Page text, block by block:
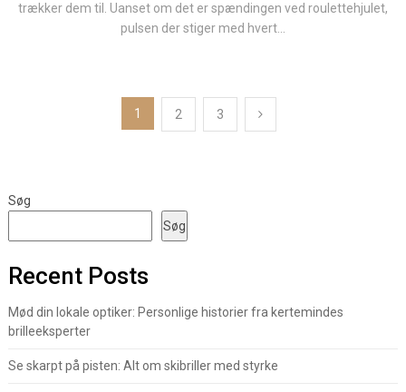
trækker dem til. Uanset om det er spændingen ved roulettehjulet,
pulsen der stiger med hvert...
Indlægsinddeling
1 2 3
Søg
Søg
Recent Posts
Mød din lokale optiker: Personlige historier fra kertemindes
brilleeksperter
Se skarpt på pisten: Alt om skibriller med styrke